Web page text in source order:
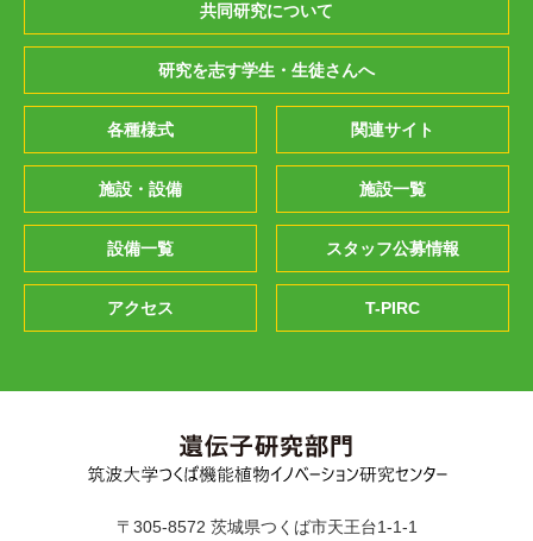
共同研究について
研究を志す学生・生徒さんへ
各種様式 関連サイト
施設・設備 施設一覧
設備一覧 スタッフ公募情報
アクセス T-PIRC
〒305-8572 茨城県つくば市天王台1-1-1